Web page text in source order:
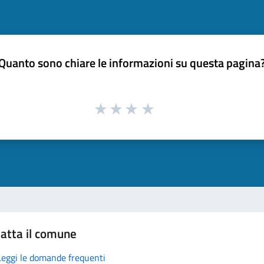
sono chiare le informazioni su questa
il comune
le domande frequenti